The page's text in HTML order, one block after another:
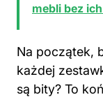
mebli bez
Na początek,
każdej
są bity? To